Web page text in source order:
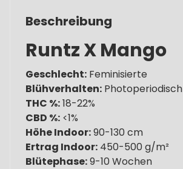
Beschreibung
Runtz X Mango
Geschlecht: Feminisierte
Blühverhalten: Photoperiodisch
THC %:18-22%
CBD %: <1%
Höhe Indoor:90-130 cm
Ertrag Indoor: 450-500 g/m²
Blütephase:9-10 Wochen